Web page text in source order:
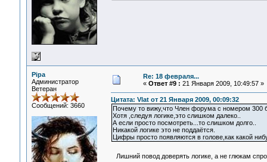
Pipa
Администратор
Ветеран
Сообщений: 3660
Re: 18 февраля...
« Ответ #9 : 21 Января 2009, 10:49:57 »
Цитата: Vlat от 21 Января 2009, 00:09:32
Почему то вижу,что Член форума с номером 300
Хотя ,следуя логике,это слишком далеко..
А если просто посмотреть...то слишком долго..
Никакой логике это не поддаётся.
Цифры просто появляются в голове,как какой
Лишний повод доверять логике, а не глюкам